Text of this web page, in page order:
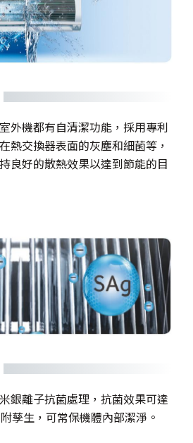
外機都有自清潔功能，採用專利
熱交換器表面的灰塵和細菌等，
良好的散熱效果以達到節能的目
銀離子抗菌處理，抗菌效果可達
孳生，可常保機體內部潔淨。